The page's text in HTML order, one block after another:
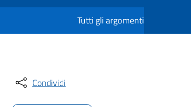
Tutti gli argomenti
Condividi